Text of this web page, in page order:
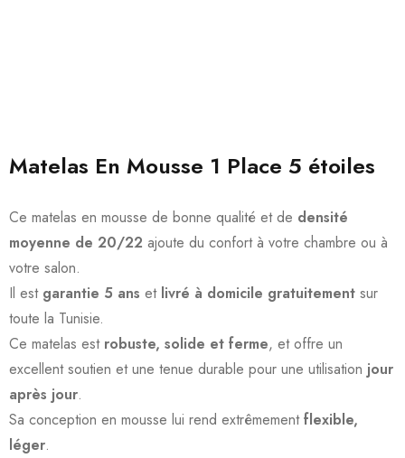
Matelas En Mousse 1 Place 5 étoiles
Ce matelas en mousse de bonne qualité et de densité
moyenne de 20/22 ajoute du confort à votre chambre ou à
votre salon.
Il est garantie 5 ans et livré à domicile gratuitement sur
toute la Tunisie.
Ce matelas est robuste, solide et ferme, et offre un
excellent soutien et une tenue durable pour une utilisation jour
après jour.
Sa conception en mousse lui rend extrêmementflexible,
léger.